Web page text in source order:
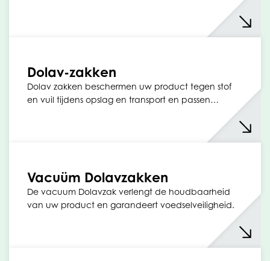
Dolav-zakken
Dolav zakken beschermen uw product tegen stof
en vuil tijdens opslag en transport en passen…
Vacuüm Dolavzakken
De vacuum Dolavzak verlengt de houdbaarheid
van uw product en garandeert voedselveiligheid.